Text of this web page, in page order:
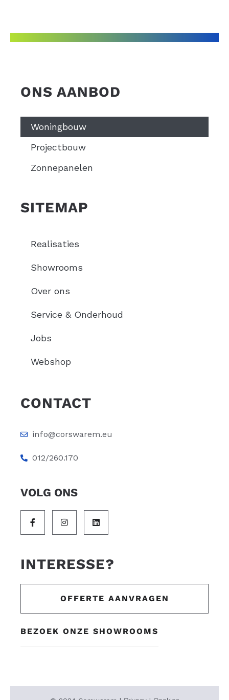
ONS AANBOD
Woningbouw
Projectbouw
Zonnepanelen
SITEMAP
Realisaties
Showrooms
Over ons
Service & Onderhoud
Jobs
Webshop
CONTACT
info@corswarem.eu
012/260.170
VOLG ONS
INTERESSE?
OFFERTE AANVRAGEN
BEZOEK ONZE SHOWROOMS